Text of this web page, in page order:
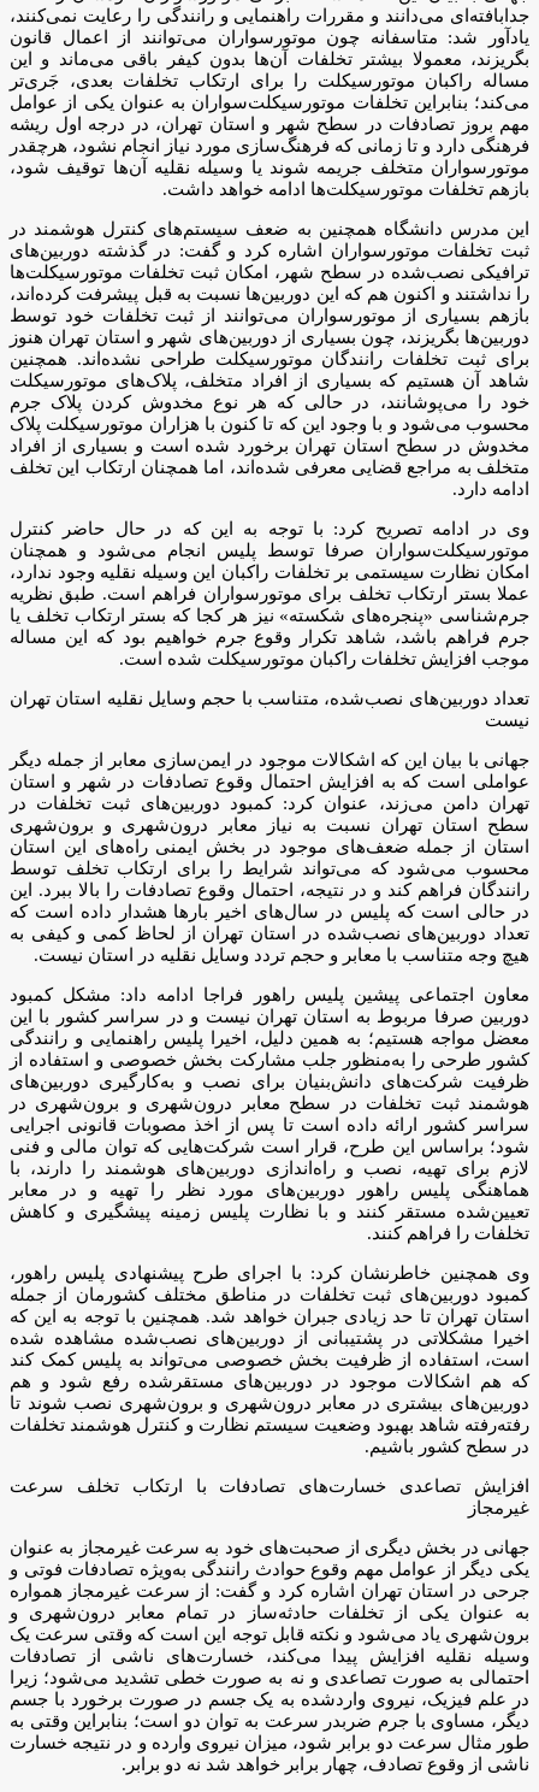
جدابافته‌ای می‌دانند و مقررات راهنمایی و رانندگی را رعایت نمی‌کنند،
یادآور شد: متاسفانه چون موتورسواران می‌توانند از اعمال قانون
بگریزند، معمولا بیشتر تخلفات آن‌ها بدون کیفر باقی می‌ماند و این
مساله راکبان موتورسیکلت را برای ارتکاب تخلفات بعدی، جَری‌تر
می‌کند؛ بنابراین تخلفات موتورسیکلت‌سواران به عنوان یکی از عوامل
مهم بروز تصادفات در سطح شهر و استان تهران، در درجه اول ریشه
فرهنگی دارد و تا زمانی که فرهنگ‌سازی مورد نیاز انجام نشود، هرچقدر
موتورسواران متخلف جریمه شوند یا وسیله نقلیه آن‌ها توقیف شود،
بازهم تخلفات موتورسیکلت‌ها ادامه خواهد داشت.
این مدرس دانشگاه همچنین به ضعف سیستم‌های کنترل هوشمند در
ثبت تخلفات موتورسواران اشاره کرد و گفت: در گذشته دوربین‌های
ترافیکی نصب‌شده در سطح شهر، امکان ثبت تخلفات موتورسیکلت‌ها
را نداشتند و اکنون هم که این دوربین‌ها نسبت به قبل پیشرفت کرده‌اند،
بازهم بسیاری از موتورسواران می‌توانند از ثبت تخلفات خود توسط
دوربین‌ها بگریزند، چون بسیاری از دوربین‌های شهر و استان تهران هنوز
برای ثبت تخلفات رانندگان موتورسیکلت طراحی نشده‌اند. همچنین
شاهد آن هستیم که بسیاری از افراد متخلف، پلاک‌های موتورسیکلت
خود را می‌پوشانند، در حالی که هر نوع مخدوش کردن پلاک جرم
محسوب می‌شود و با وجود این که تا کنون با هزاران موتورسیکلت پلاک
مخدوش در سطح استان تهران برخورد شده است و بسیاری از افراد
متخلف به مراجع قضایی معرفی شده‌اند، اما همچنان ارتکاب این تخلف
ادامه دارد.
وی در ادامه تصریح کرد: با توجه به این که در حال حاضر کنترل
موتورسیکلت‌سواران صرفا توسط پلیس انجام می‌شود و همچنان
امکان نظارت سیستمی بر تخلفات راکبان این وسیله نقلیه وجود ندارد،
عملا بستر ارتکاب تخلف برای موتورسواران فراهم است. طبق نظریه
جرم‌شناسی «پنجره‌های شکسته» نیز هر کجا که بستر ارتکاب تخلف یا
جرم فراهم باشد، شاهد تکرار وقوع جرم خواهیم بود که این مساله
موجب افزایش تخلفات راکبان موتورسیکلت شده است.
تعداد دوربین‌های نصب‌شده، متناسب با حجم وسایل نقلیه استان تهران
نیست
جهانی با بیان این که اشکالات موجود در ایمن‌سازی معابر از جمله دیگر
عواملی است که به افزایش احتمال وقوع تصادفات در شهر و استان
تهران دامن می‌زند، عنوان کرد: کمبود دوربین‌های ثبت تخلفات در
سطح استان تهران نسبت به نیاز معابر درون‌شهری و برون‌شهری
استان از جمله ضعف‌های موجود در بخش ایمنی راه‌های این استان
محسوب می‌شود که می‌تواند شرایط را برای ارتکاب تخلف توسط
رانندگان فراهم کند و در نتیجه، احتمال وقوع تصادفات را بالا ببرد. این
در حالی است که پلیس در سال‌های اخیر بارها هشدار داده است که
تعداد دوربین‌های نصب‌شده در استان تهران از لحاظ کمی و کیفی به
هیچ وجه متناسب با معابر و حجم تردد وسایل نقلیه در استان نیست.
معاون اجتماعی پیشین پلیس راهور فراجا ادامه داد: مشکل کمبود
دوربین صرفا مربوط به استان تهران نیست و در سراسر کشور با این
معضل مواجه هستیم؛ به همین دلیل، اخیرا پلیس راهنمایی و رانندگی
کشور طرحی را به‌منظور جلب مشارکت بخش خصوصی و استفاده از
ظرفیت شرکت‌های دانش‌بنیان برای نصب و به‌کارگیری دوربین‌های
هوشمند ثبت تخلفات در سطح معابر درون‌شهری و برون‌شهری در
سراسر کشور ارائه داده است تا پس از اخذ مصوبات قانونی اجرایی
شود؛ براساس این طرح، قرار است شرکت‌هایی که توان مالی و فنی
لازم برای تهیه، نصب و راه‌اندازی دوربین‌های هوشمند را دارند، با
هماهنگی پلیس راهور دوربین‌های مورد نظر را تهیه و در معابر
تعیین‌شده مستقر کنند و با نظارت پلیس زمینه پیشگیری و کاهش
تخلفات را فراهم کنند.
وی همچنین خاطرنشان کرد: با اجرای طرح پیشنهادی پلیس راهور،
کمبود دوربین‌های ثبت تخلفات در مناطق مختلف کشورمان از جمله
استان تهران تا حد زیادی جبران خواهد شد. همچنین با توجه به این که
اخیرا مشکلاتی در پشتیبانی از دوربین‌های نصب‌شده مشاهده شده
است، استفاده از ظرفیت بخش خصوصی می‌تواند به پلیس کمک کند
که هم اشکالات موجود در دوربین‌های مستقرشده رفع شود و هم
دوربین‌های بیشتری در معابر درون‌شهری و برون‌شهری نصب شوند تا
رفته‌رفته شاهد بهبود وضعیت سیستم نظارت و کنترل هوشمند تخلفات
در سطح کشور باشیم.
افزایش تصاعدی خسارت‌های تصادفات با ارتکاب تخلف سرعت
غیرمجاز
جهانی در بخش دیگری از صحبت‌های خود به سرعت غیرمجاز به عنوان
یکی دیگر از عوامل مهم وقوع حوادث رانندگی به‌ویژه تصادفات فوتی و
جرحی در استان تهران اشاره کرد و گفت: از سرعت غیرمجاز همواره
به عنوان یکی از تخلفات حادثه‌ساز در تمام معابر درون‌شهری و
برون‌شهری یاد می‌شود و نکته قابل توجه این است که وقتی سرعت یک
وسیله نقلیه افزایش پیدا می‌کند، خسارت‌های ناشی از تصادفات
احتمالی به صورت تصاعدی و نه به صورت خطی تشدید می‌شود؛ زیرا
در علم فیزیک، نیروی واردشده به یک جسم در صورت برخورد با جسم
دیگر، مساوی با جرم ضربدر سرعت به توان دو است؛ بنابراین وقتی به
طور مثال سرعت دو برابر شود، میزان نیروی وارده و در نتیجه خسارت
ناشی از وقوع تصادف، چهار برابر خواهد شد نه دو برابر.